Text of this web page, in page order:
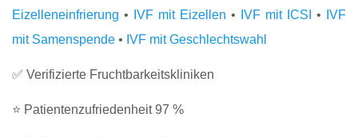
Eizelleneinfrierung • IVF mit Eizellen • IVF mit ICSI •
IVF
mit Samenspende • IVF mit Geschlechtswahl
✅ Verifizierte Fruchtbarkeitskliniken
⭐ Patientenzufriedenheit 97 %